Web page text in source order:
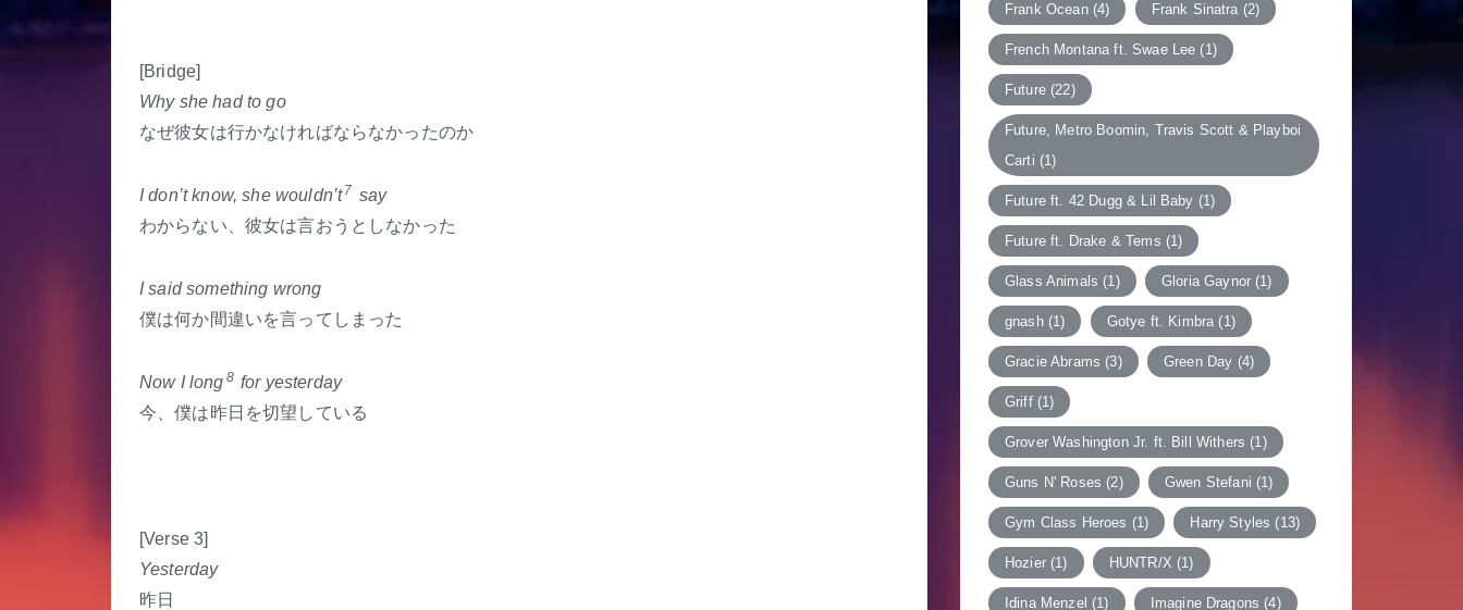
[Bridge]
Why she had to go
なぜ彼女は行かなければならなかったのか
I don’t know, she wouldn’t 7 say
わからない、彼女は言おうとしなかった
I said something wrong
僕は何か間違いを言ってしまった
Now I long 8 for yesterday
今、僕は昨日を切望している
[Verse 3]
Yesterday
昨日
Frank Ocean(4) Frank Sinatra (2)
French Montana ft. Swae Lee (1)
Future(22)
Future, Metro Boomin, Travis Scott & Playboi
Carti (1)
Future ft. 42 Dugg & Lil Baby (1)
Future ft. Drake & Tems (1)
Glass Animals (1) Gloria Gaynor (1)
gnash(1) Gotye ft. Kimbra (1)
Gracie Abrams (3) Green Day (4)
Griff(1)
Grover Washington Jr. ft. Bill Withers (1)
Guns N' Roses (2) Gwen Stefani (1)
Gym Class Heroes (1) Harry Styles (13)
Hozier(1) HUNTR/X (1)
Idina Menzel (1) Imagine Dragons (4)